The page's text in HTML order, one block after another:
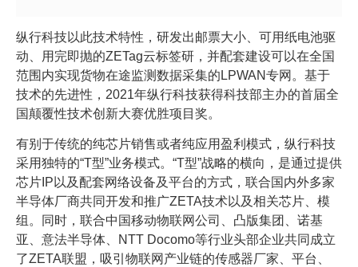
纵行科技以此技术特性，研发出邮票大小、可用纸电池驱
动、用完即抛的ZETag云标签研，并配套建设可以在全国
范围内实现货物在途监测数据采集的LPWAN专网。基于
技术的先进性，2021年纵行科技获得科技部主办的首届全
国颠覆性技术创新大赛优胜项目奖。
有别于传统的纯芯片销售或者纯应用盈利模式，纵行科技
采用独特的“T型”业务模式。“T型”战略的横向，是通过提供
芯片IP以及配套网络设备及平台的方式，联合国内外多家
半导体厂商共同开发和推广ZETA技术以及相关芯片、模
组。同时，联合中国移动物联网公司、凸版集团、诺基
亚、意法半导体、NTT Docomo等行业头部企业共同成立
了ZETA联盟，吸引物联网产业链的传感器厂家、平台、